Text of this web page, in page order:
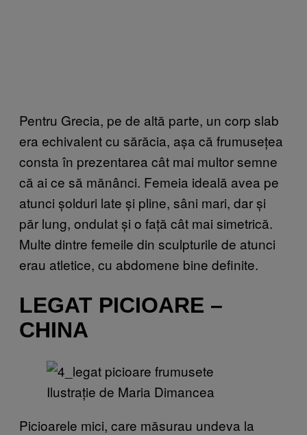
Pentru Grecia, pe de altă parte, un corp slab
era echivalent cu sărăcia, așa că frumusețea
consta în prezentarea cât mai multor semne
că ai ce să mănânci. Femeia ideală avea pe
atunci șolduri late și pline, sâni mari, dar și
păr lung, ondulat și o față cât mai simetrică.
Multe dintre femeile din sculpturile de atunci
erau atletice, cu abdomene bine definite.
LEGAT PICIOARE –
CHINA
Ilustrație de Maria Dimancea
Picioarele mici, care măsurau undeva la